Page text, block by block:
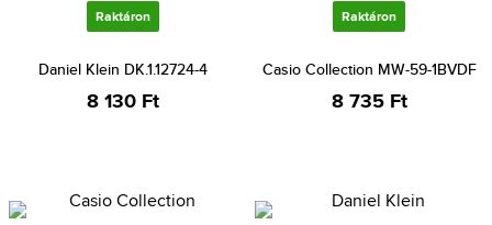
Raktáron
Daniel Klein DK.1.12724-4
8 130 Ft
Raktáron
Casio Collection MW-59-1BVDF
8 735 Ft